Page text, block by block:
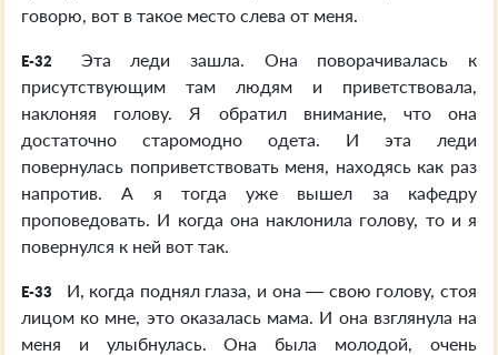
говорю, вот в такое место слева от меня.
E-32
Эта леди зашла. Она поворачивалась к
присутствующим там людям и приветствовала,
наклоняя голову. Я обратил внимание, что она
достаточно старомодно одета. И эта леди
повернулась поприветствовать меня, находясь как раз
напротив. А я тогда уже вышел за кафедру
проповедовать. И когда она наклонила голову, то и я
повернулся к ней вот так.
E-33
И, когда поднял глаза, и она — свою голову, стоя
лицом ко мне, это оказалась мама. И она взглянула на
меня и улыбнулась. Она была молодой, очень